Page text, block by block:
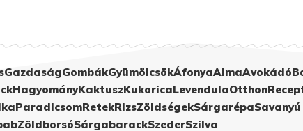
GazdaságGombákGyümölcsökÁfonyaAlmaAvokádó
HagyományKaktuszKukoricaLevendulaOtthon
ParadicsomRetekRizsZöldségekSárgarépa
ZöldborsóSárgabarackSzederSzilva